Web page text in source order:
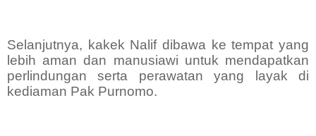
Selanjutnya, kakek Nalif dibawa ke tempat yang
lebih aman dan manusiawi untuk mendapatkan
perlindungan serta perawatan yang layak di
kediaman Pak Purnomo.